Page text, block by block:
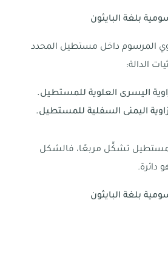
المرسوم داخل مستطيل المحدد
الدالة:
المستطيل تشكِّل مربعًا، فالشكل
دائرة.